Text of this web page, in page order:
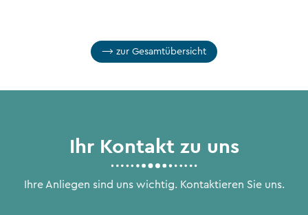
zur Gesamtübersicht
Ihr Kontakt zu uns
Ihre Anliegen sind uns wichtig. Kontaktieren Sie uns.